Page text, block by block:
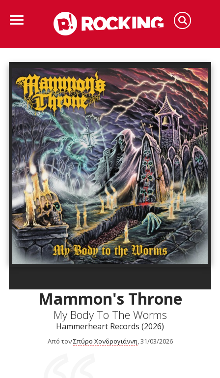
Mammon's Throne
My Body To The Worms
Hammerheart Records (2026)
Από τονΣπύρο Χονδρογιάννη, 31/03/2026